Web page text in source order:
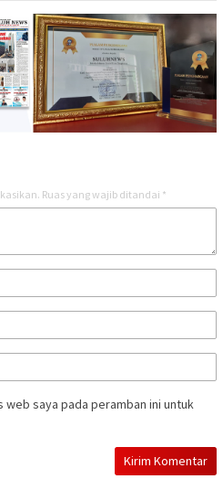
Ruas yang wajib ditandai *
web saya pada peramban ini untuk